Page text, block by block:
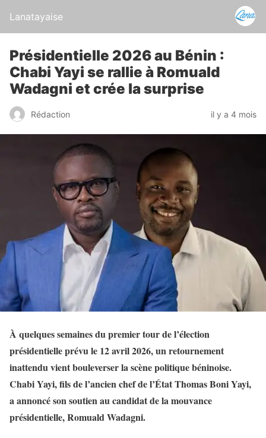
Lanatayaise
Présidentielle 2026 au Bénin :
Chabi Yayi se rallie à Romuald
Wadagni et crée la surprise
Rédaction il y a 4 mois
À quelques semaines du premier tour de l’élection
présidentielle prévu le 12 avril 2026, un retournement
inattendu vient bouleverser la scène politique béninoise.
Chabi Yayi, fils de l’ancien chef de l’État Thomas Boni Yayi,
a annoncé son soutien au candidat de la mouvance
présidentielle, Romuald Wadagni.